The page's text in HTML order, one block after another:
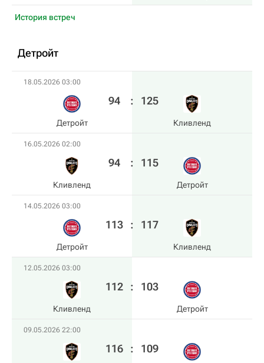
История встреч
Детройт
18.05.2026 03:00
Детройт
94 : 125
Кливленд
16.05.2026 02:00
Кливленд
94 : 115
Детройт
14.05.2026 03:00
Детройт
113 : 117
Кливленд
12.05.2026 03:00
Кливленд
112 : 103
Детройт
09.05.2026 22:00
116 : 109